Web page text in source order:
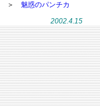
＞ 魅惑のパンチカ
2002.4.15